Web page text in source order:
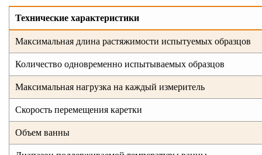
Технические характеристики
Максимальная длина растяжимости испытуемых образцов
Количество одновременно испытываемых образцов
Максимальная нагрузка на каждый измеритель
Скорость перемещения каретки
Объем ванны